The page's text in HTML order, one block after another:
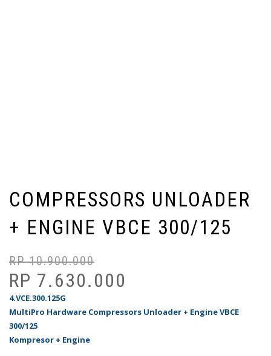
COMPRESSORS UNLOADER
+ ENGINE VBCE 300/125
RP10.900.000
RP 7.630.000
4.VCE.300.125G
MultiPro Hardware Compressors Unloader + Engine VBCE
300/125
Kompresor + Engine